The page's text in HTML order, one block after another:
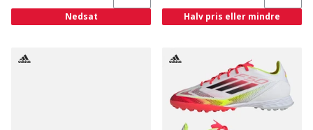
Nedsat Halv pris eller mindre